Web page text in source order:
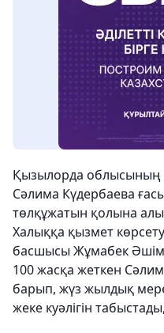
Қызылорда облысының
Сәлима Күдербаева
төлқұжатын қолына
Халыққа қызмет
басшысы Жұмабек
100 жасқа жеткен
барып, жүз жылдық
жеке куәлігін